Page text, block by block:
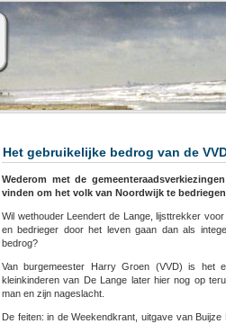
Het gebruikelijke bedrog van de
Wederom met de
vinden om het volk van Noordwijk te
Wil wethouder Leendert de Lange, lijsttrekker
en bedrieger door het leven gaan dan als
bedrog?
Van burgemeester Harry Groen (VVD) is het
kleinkinderen van De Lange later hier nog op
man en zijn nageslacht.
De feiten: in de Weekendkrant, uitgave van